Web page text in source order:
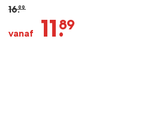
16.99
vanaf 11.
89